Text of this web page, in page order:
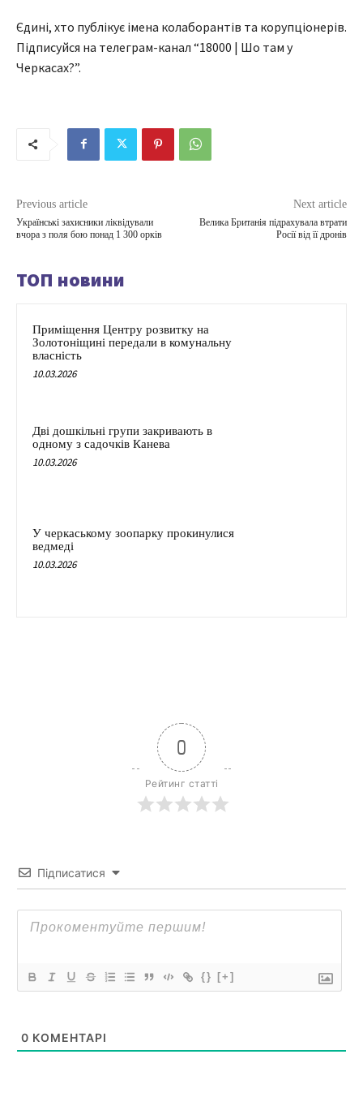
Єдині, хто публікує імена колаборантів та корупціонерів.
Підписуйся на телеграм-канал “18000 | Шо там у
Черкасах?”.
Previous article
Українські захисники ліквідували
вчора з поля бою понад 1 300 орків
Next article
Велика Британія підрахувала втрати
Росії від її дронів
ТОП новини
Приміщення Центру розвитку на
Золотоніщині передали в комунальну
власність
10.03.2026
Дві дошкільні групи закривають в
одному з садочків Канева
10.03.2026
У черкаському зоопарку прокинулися
ведмеді
10.03.2026
0
Рейтинг статті
Підписатися
{} [+]
0 КОМЕНТАРІ